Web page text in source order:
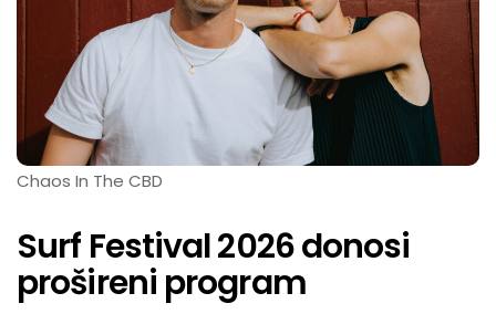
Chaos In The CBD
Surf Festival 2026 donosi
prošireni program